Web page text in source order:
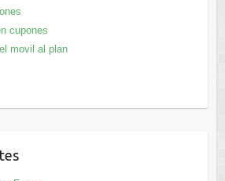
cupones
movil al plan